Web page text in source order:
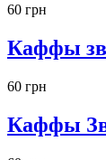
60 грн
Каффы
60 грн
Каффы